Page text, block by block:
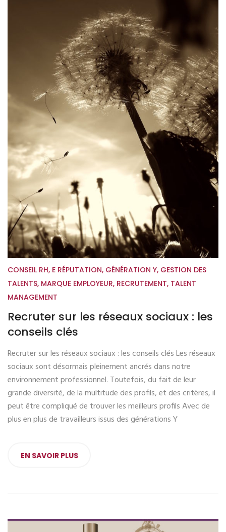
CONSEIL RH, E RÉPUTATION, GÉNÉRATION Y, GESTION DES
TALENTS, MARQUE EMPLOYEUR, RECRUTEMENT, TALENT
MANAGEMENT
Recruter sur les réseaux sociaux : les
conseils clés
Recruter sur les réseaux sociaux : les conseils clés Les réseaux
sociaux sont désormais pleinement ancrés dans notre
environnement professionnel. Toutefois, du fait de leur
grande diversité, de la multitude des profils, et des critères, il
peut être compliqué de trouver les meilleurs profils Avec de
plus en plus de travailleurs issus des générations Y
EN SAVOIR PLUS